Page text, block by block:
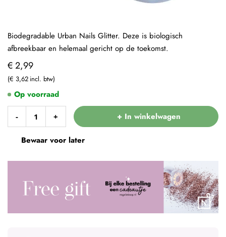
€ 2,99
€ 3,62
- + + In winkelwagen
Bewaar voor later
Op voorraad
Biodegradable Urban Nails Glitter. Deze is biologisch
afbreekbaar en helemaal gericht op de toekomst.